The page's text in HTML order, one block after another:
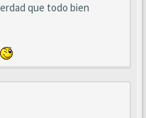
que todo bien